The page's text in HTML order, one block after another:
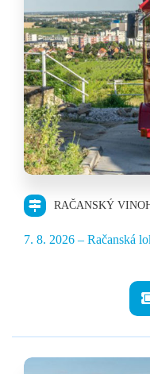
RAČANSKÝ
7. 8. 2026 – Račanská